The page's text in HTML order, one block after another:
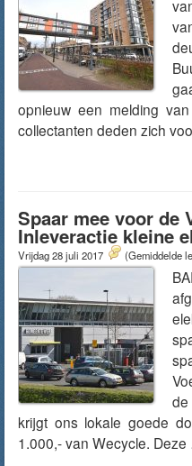
opnieuw een melding
collectanten deden zich
Spaar mee voor de
Inleveractie kleine
Vrijdag 28 juli 2017 (Gemiddelde
krijgt ons lokale goede
1.000,- van Wecycle.